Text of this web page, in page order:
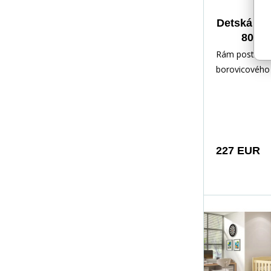
Detská
Rám postele -
227 EUR